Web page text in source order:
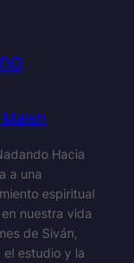
Hacia
a una
espiritual
nuestra vida
de Siván,
estudio y la